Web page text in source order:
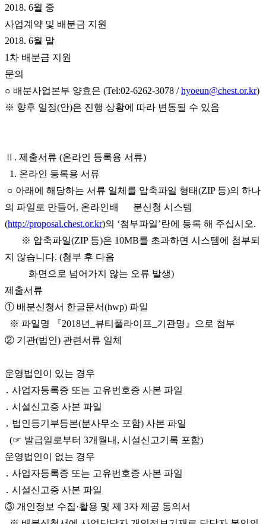
2018. 6월 중
사업계약 및 배분금 지원
2018. 6월 말
1차 배분금 지원
문의
○ 배분사업본부 양효은 (Tel:02-6262-3078 /hyoeun@chest.or.kr)
※ 향후 일정(안)은 진행 상황에 따라 변동될 수 있음
Ⅱ. 제출서류 (온라인 등록용 서류)
1. 온라인 등록용 서류
○ 아래에 해당하는 서류 일체를 압축파일 형태(ZIP 등)의 하나
의 파일로 만들어, 온라인배 분신청 시스템
(http://proposal.chest.or.kr)의 ‘첨부파일’란에 등록 해 주십시오.
※ 압축파일(ZIP 등)은 10MB를 초과하면 시스템에 첨부되
지 않습니다. (첨부 후 다음
화면으로 넘어가지 않는 오류 발생)
제출서류
① 배분신청서 한글문서(hwp) 파일
※ 파일명 『2018년_뷰티풀라이프_기관명』으로 첨부
② 기관(법인) 관련서류 일체
운영법인이 있는 경우
․ 사업자등록증 또는 고유번호증 사본 파일
․ 시설신고증 사본 파일
․ 법인등기부등본(분사무소 포함) 사본 파일
(☞ 발급일로부터 3개월내, 시설신고기록 포함)
운영법인이 없는 경우
․ 사업자등록증 또는 고유번호증 사본 파일
․ 시설신고증 사본 파일
③ 개인정보 수집·활용 및 제 3자 제공 동의서